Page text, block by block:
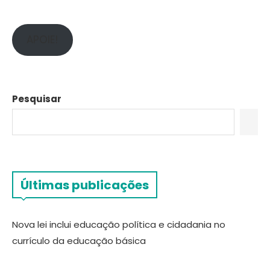
Pesquisar
Últimas publicações
Nova lei inclui educação política e cidadania no
currículo da educação básica